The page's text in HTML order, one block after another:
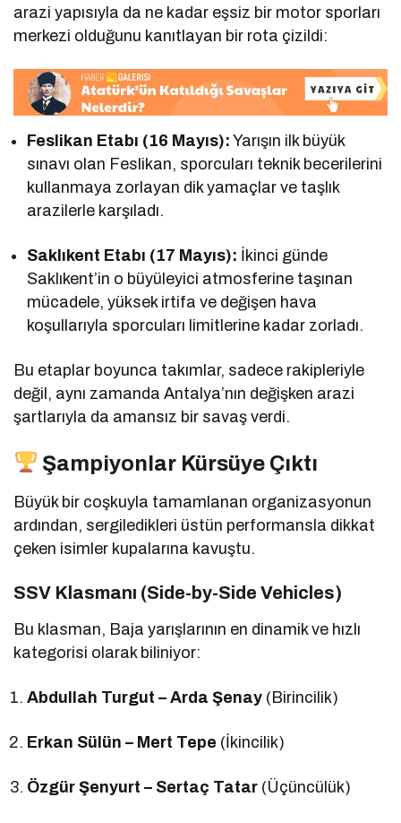
arazi yapısıyla da ne kadar eşsiz bir motor sporları
merkezi olduğunu kanıtlayan bir rota çizildi:
Feslikan Etabı (16 Mayıs): Yarışın ilk büyük
sınavı olan Feslikan, sporcuları teknik becerilerini
kullanmaya zorlayan dik yamaçlar ve taşlık
arazilerle karşıladı.
Saklıkent Etabı (17 Mayıs): İkinci günde
Saklıkent’in o büyüleyici atmosferine taşınan
mücadele, yüksek irtifa ve değişen hava
koşullarıyla sporcuları limitlerine kadar zorladı.
Bu etaplar boyunca takımlar, sadece rakipleriyle
değil, aynı zamanda Antalya’nın değişken arazi
şartlarıyla da amansız bir savaş verdi.
Şampiyonlar Kürsüye Çıktı
Büyük bir coşkuyla tamamlanan organizasyonun
ardından, sergiledikleri üstün performansla dikkat
çeken isimler kupalarına kavuştu.
SSV Klasmanı (Side-by-Side Vehicles)
Bu klasman, Baja yarışlarının en dinamik ve hızlı
kategorisi olarak biliniyor:
Abdullah Turgut – Arda Şenay (Birincilik)
Erkan Sülün – Mert Tepe (İkincilik)
Özgür Şenyurt – Sertaç Tatar (Üçüncülük)